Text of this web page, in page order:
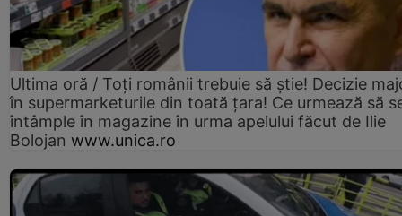
Ultima oră / Toți românii trebuie să știe! Decizie
în supermarketurile din toată țara! Ce urmează să
întâmple în magazine în urma apelului făcut de Ilie
Bolojan www.unica.ro